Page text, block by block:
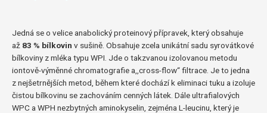
Jedná se o velice anabolický proteinový přípravek, který obsahuje
až 83 % bílkovin v sušině. Obsahuje zcela unikátní sadu syrovátkové
bílkoviny z mléka typu WPI. Jde o takzvanou izolovanou metodu
iontově-výměnné chromatografie a,,cross-flow“ filtrace. Je to jedna
z nejšetrnějších metod, během které dochází k eliminaci tuku a izoluje
čistou bílkovinu se zachováním cenných látek. Dále ultrafialových
WPC a WPH nezbytných aminokyselin, zejména L-leucinu, který je